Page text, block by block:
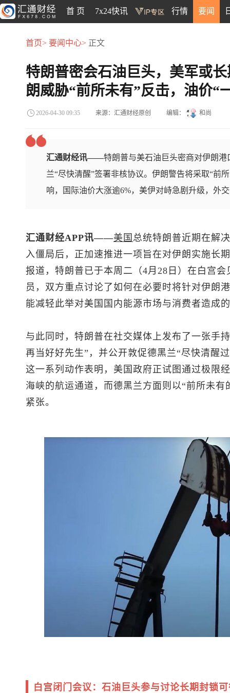
首 页 7x24快讯 行情 要闻
首页> 要闻中心> 正文
特朗普密会石油巨头，美军或
朗威胁“前所未有”反击，油价“
2026-04-30 09:35 来源：汇通财经原创 编辑： 和尚
汇通财经讯——特朗普与美石油巨头密商对伊朗
兰“尽快清醒”签署非核协议。伊朗警告将采取“前
响，国际油价大涨逾6%，美伊对峙急剧升级，外
汇通财经APP讯——美国 总统特朗普近期在解
入僵局后，正加速推进一项旨在对伊朗实施长
报道，特朗普已于本周二（4月28日）在白宫
员，双方重点讨论了如何在必要时将针对伊朗
能减轻此举对美国国内能源市场与消费者造成
与此同时，特朗普在社交媒体上发布了一张手
再当好好先生”，并公开敦促德黑兰“尽快清醒
这一系列动作表明，美国政府正试图通过极限
海峡的航运通道，而德黑兰方面则以“前所未
紧张。
白宫闭门会议：石油巨头参与讨论长期封锁